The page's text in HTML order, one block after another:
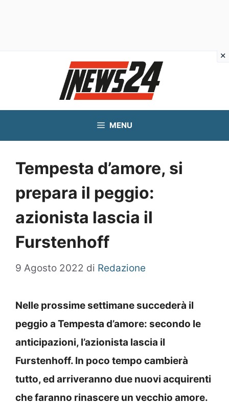
MENU
Tempesta d’amore, si
prepara il peggio:
azionista lascia il
Furstenhoff
9 Agosto 2022 di Redazione
Nelle prossime settimane succederà il
peggio a Tempesta d’amore: secondo le
anticipazioni, l’azionista lascia il
Furstenhoff. In poco tempo cambierà
tutto, ed arriveranno due nuovi acquirenti
che faranno rinascere un vecchio amore.